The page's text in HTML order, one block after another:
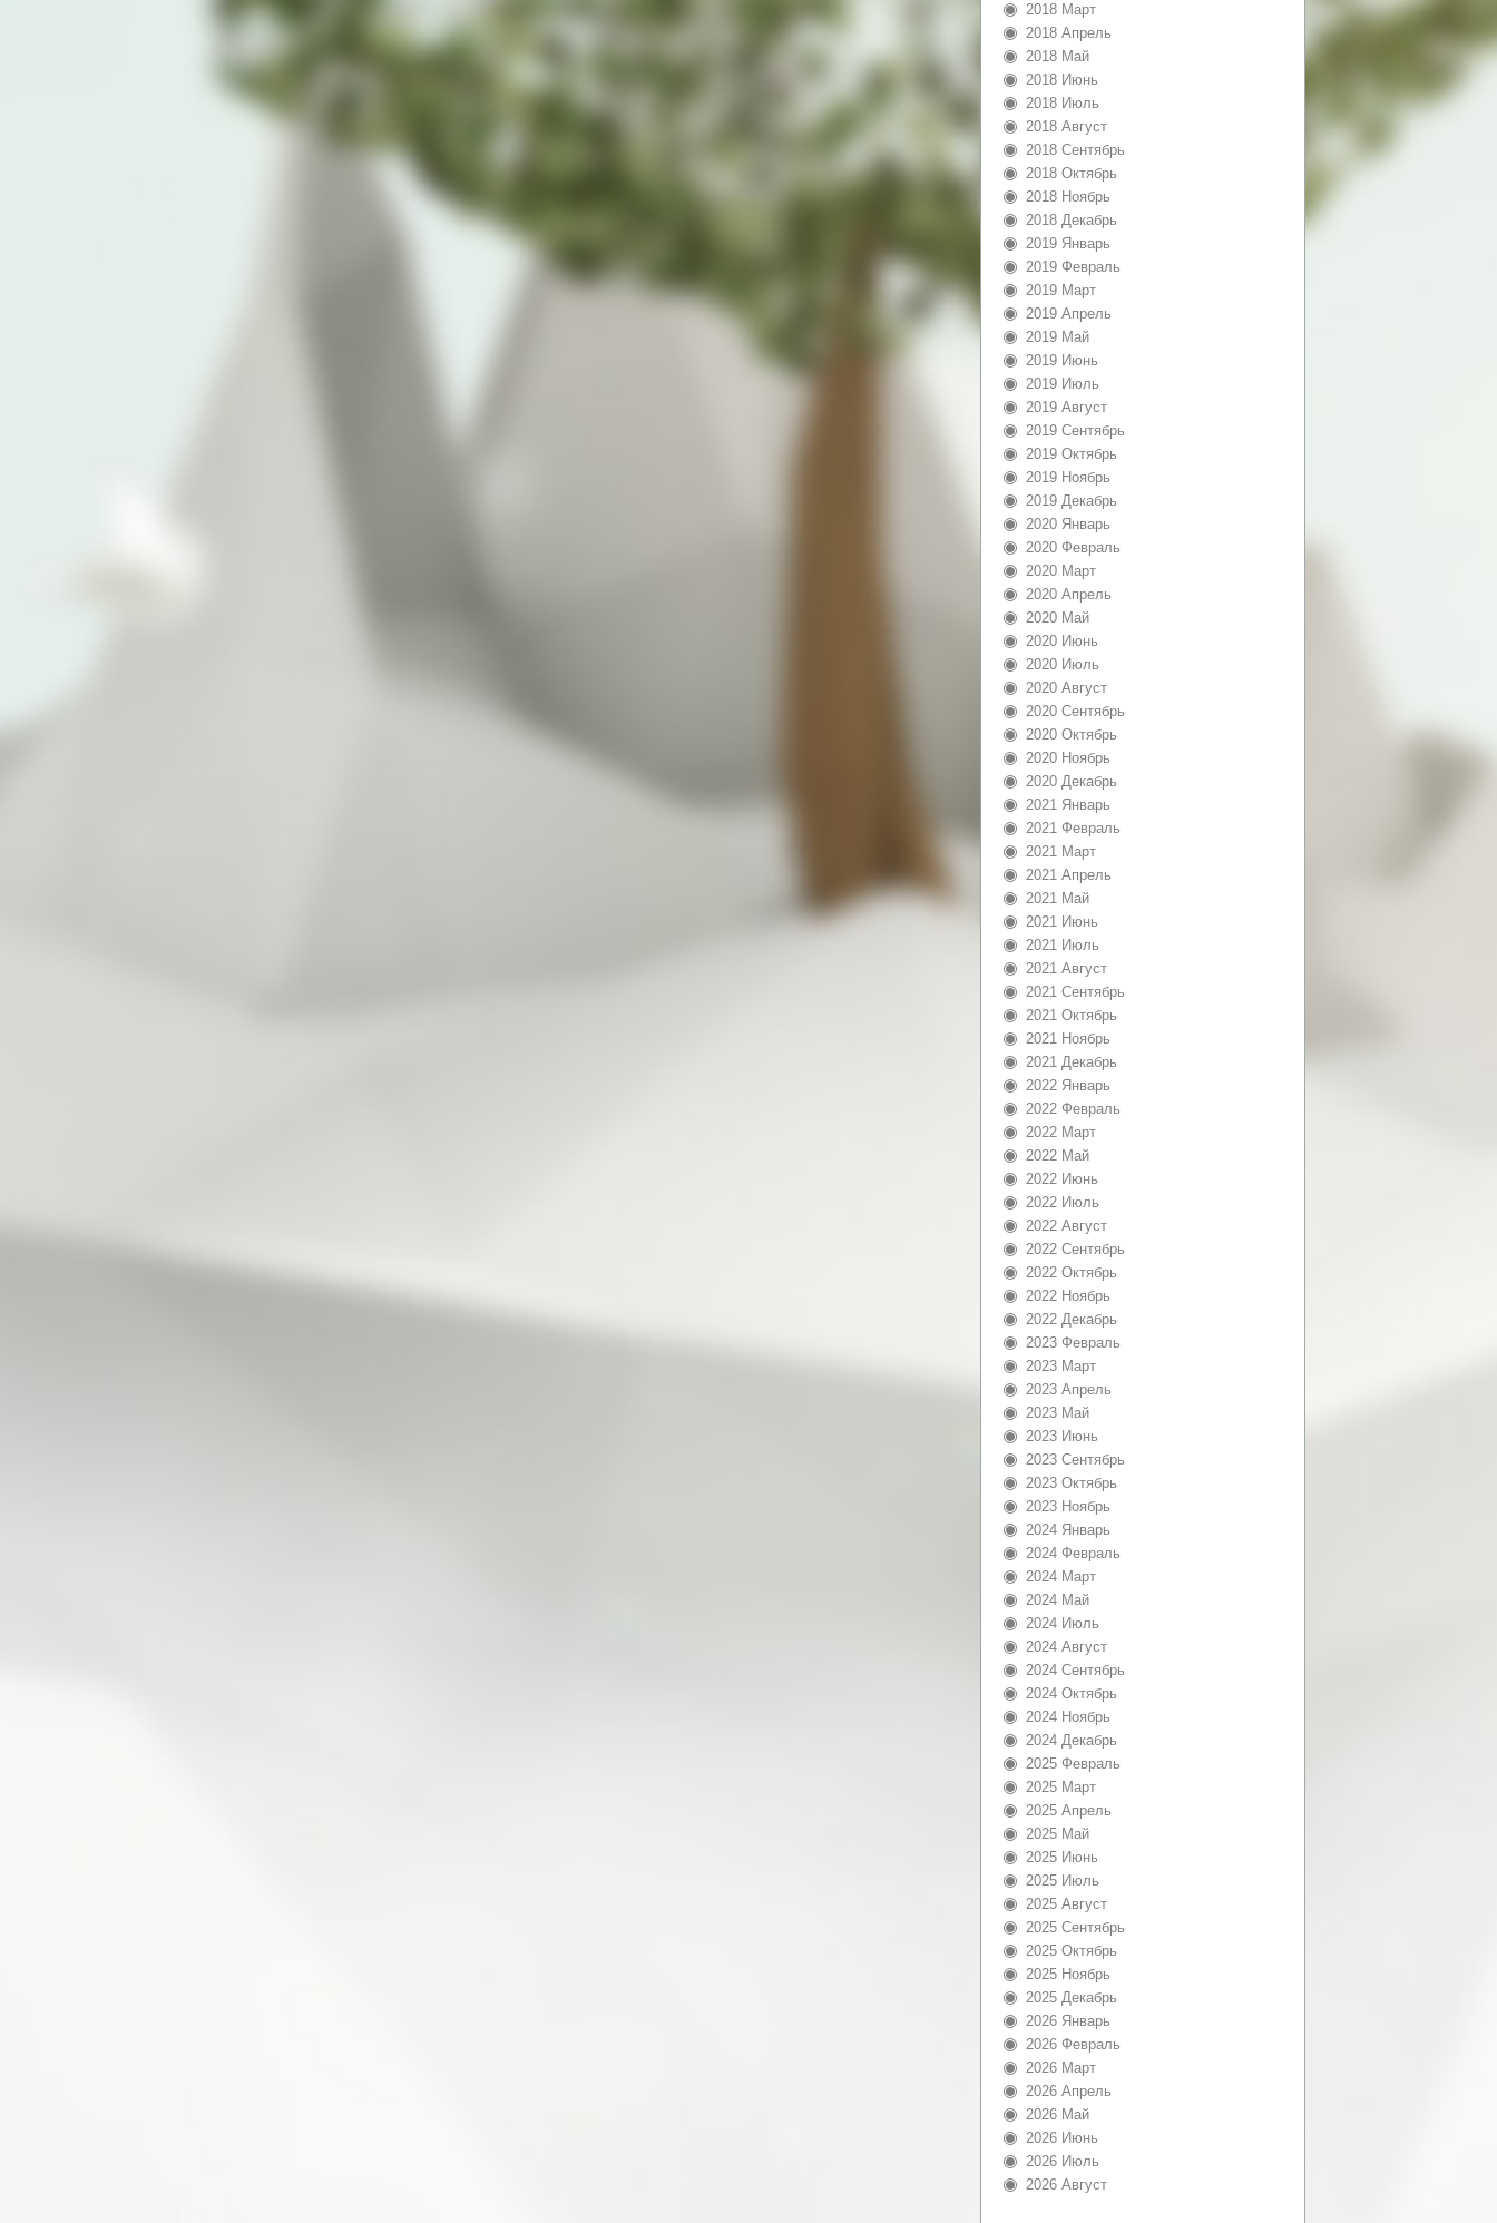
2018 Март
2018 Апрель
2018 Май
2018 Июнь
2018 Июль
2018 Август
2018 Сентябрь
2018 Октябрь
2018 Ноябрь
2018 Декабрь
2019 Январь
2019 Февраль
2019 Март
2019 Апрель
2019 Май
2019 Июнь
2019 Июль
2019 Август
2019 Сентябрь
2019 Октябрь
2019 Ноябрь
2019 Декабрь
2020 Январь
2020 Февраль
2020 Март
2020 Апрель
2020 Май
2020 Июнь
2020 Июль
2020 Август
2020 Сентябрь
2020 Октябрь
2020 Ноябрь
2020 Декабрь
2021 Январь
2021 Февраль
2021 Март
2021 Апрель
2021 Май
2021 Июнь
2021 Июль
2021 Август
2021 Сентябрь
2021 Октябрь
2021 Ноябрь
2021 Декабрь
2022 Январь
2022 Февраль
2022 Март
2022 Май
2022 Июнь
2022 Июль
2022 Август
2022 Сентябрь
2022 Октябрь
2022 Ноябрь
2022 Декабрь
2023 Февраль
2023 Март
2023 Апрель
2023 Май
2023 Июнь
2023 Сентябрь
2023 Октябрь
2023 Ноябрь
2024 Январь
2024 Февраль
2024 Март
2024 Май
2024 Июль
2024 Август
2024 Сентябрь
2024 Октябрь
2024 Ноябрь
2024 Декабрь
2025 Февраль
2025 Март
2025 Апрель
2025 Май
2025 Июнь
2025 Июль
2025 Август
2025 Сентябрь
2025 Октябрь
2025 Ноябрь
2025 Декабрь
2026 Январь
2026 Февраль
2026 Март
2026 Апрель
2026 Май
2026 Июнь
2026 Июль
2026 Август